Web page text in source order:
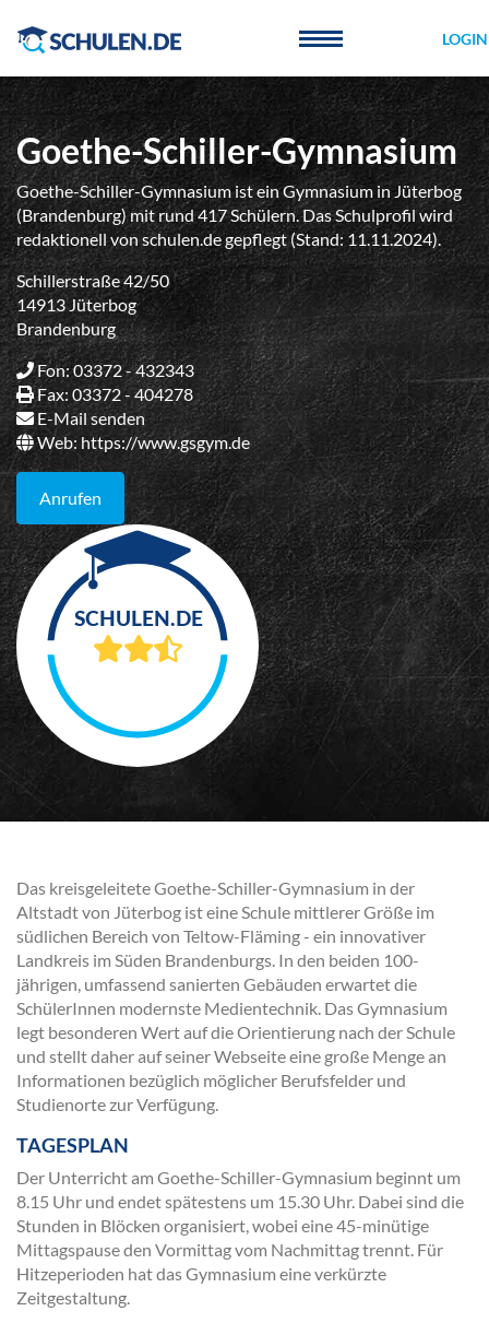
LOGIN
Goethe-Schiller-Gymnasium
Goethe-Schiller-Gymnasium ist ein Gymnasium in Jüterbog
(Brandenburg) mit rund 417 Schülern. Das Schulprofil wird
redaktionell von schulen.de gepflegt (Stand: 11.11.2024).
Schillerstraße 42/50
14913 Jüterbog
Brandenburg
Fon: 03372 - 432343
Fax: 03372 - 404278
E-Mail senden
Web: https://www.gsgym.de
Anrufen
Das kreisgeleitete Goethe-Schiller-Gymnasium in der
Altstadt von Jüterbog ist eine Schule mittlerer Größe im
südlichen Bereich von Teltow-Fläming - ein innovativer
Landkreis im Süden Brandenburgs. In den beiden 100-
jährigen, umfassend sanierten Gebäuden erwartet die
SchülerInnen modernste Medientechnik. Das Gymnasium
legt besonderen Wert auf die Orientierung nach der Schule
und stellt daher auf seiner Webseite eine große Menge an
Informationen bezüglich möglicher Berufsfelder und
Studienorte zur Verfügung.
TAGESPLAN
Der Unterricht am Goethe-Schiller-Gymnasium beginnt um
8.15 Uhr und endet spätestens um 15.30 Uhr. Dabei sind die
Stunden in Blöcken organisiert, wobei eine 45-minütige
Mittagspause den Vormittag vom Nachmittag trennt. Für
Hitzeperioden hat das Gymnasium eine verkürzte
Zeitgestaltung.